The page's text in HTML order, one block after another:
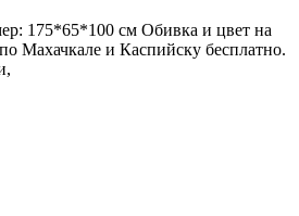
175*65*100 см Обивка и цвет на
Махачкале и Каспийску бесплатно.